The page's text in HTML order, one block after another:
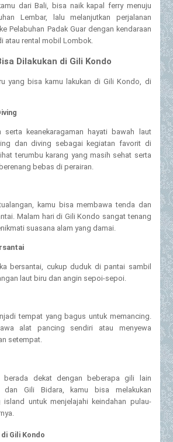
dari Bali, bisa naik kapal ferry menuju
Lembar, lalu melanjutkan perjalanan
Pelabuhan Padak Guar dengan kendaraan
atau rental mobil Lombok.
Dilakukan di Gili Kondo
yang bisa kamu lakukan di Gili Kondo, di
keanekaragaman hayati bawah laut
dan diving sebagai kegiatan favorit di
terumbu karang yang masih sehat serta
bebas di perairan.
kamu bisa membawa tenda dan
Malam hari di Gili Kondo sangat tenang
suasana alam yang damai.
bersantai, cukup duduk di pantai sambil
laut biru dan angin sepoi-sepoi.
tempat yang bagus untuk memancing.
alat pancing sendiri atau menyewa
setempat.
berada dekat dengan beberapa gili lain
Gili Bidara, kamu bisa melakukan
island untuk menjelajahi keindahan pulau-
Gili Kondo